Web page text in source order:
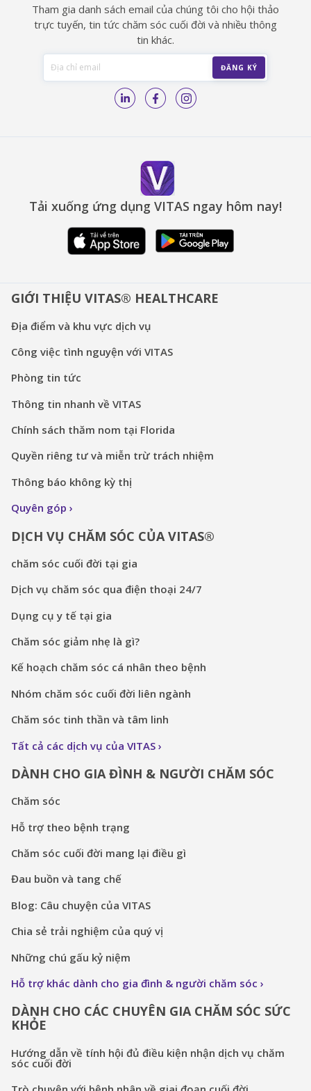
Tham gia danh sách email của chúng tôi cho hội thảo
trực tuyến, tin tức chăm sóc cuối đời và nhiều thông
tin khác.
Tải xuống ứng dụng VITAS ngay hôm nay!
GIỚI THIỆU VITAS® HEALTHCARE
Địa điểm và khu vực dịch vụ
Công việc tình nguyện với VITAS
Phòng tin tức
Thông tin nhanh về VITAS
Chính sách thăm nom tại Florida
Quyền riêng tư và miễn trừ trách nhiệm
Thông báo không kỳ thị
Quyên góp
DỊCH VỤ CHĂM SÓC CỦA VITAS®
chăm sóc cuối đời tại gia
Dịch vụ chăm sóc qua điện thoại 24/7
Dụng cụ y tế tại gia
Chăm sóc giảm nhẹ là gì?
Kế hoạch chăm sóc cá nhân theo bệnh
Nhóm chăm sóc cuối đời liên ngành
Chăm sóc tinh thần và tâm linh
Tất cả các dịch vụ của VITAS
DÀNH CHO GIA ĐÌNH & NGƯỜI CHĂM SÓC
Chăm sóc
Hỗ trợ theo bệnh trạng
Chăm sóc cuối đời mang lại điều gì
Đau buồn và tang chế
Blog: Câu chuyện của VITAS
Chia sẻ trải nghiệm của quý vị
Những chú gấu kỷ niệm
Hỗ trợ khác dành cho gia đình & người chăm sóc
DÀNH CHO CÁC CHUYÊN GIA CHĂM SÓC SỨC
KHỎE
Hướng dẫn về tính hội đủ điều kiện nhận dịch vụ chăm
sóc cuối đời